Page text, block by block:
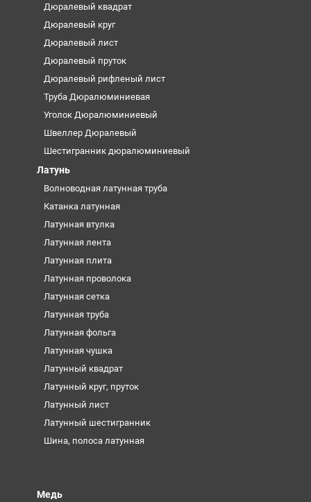
Дюралевый квадрат
Дюралевый круг
Дюралевый лист
Дюралевый пруток
Дюралевый рифленый лист
Труба Дюралюминиевая
Уголок Дюралюминиевый
Швеллер Дюралевый
Шестигранник дюралюминиевый
Латунь
Волноводная латунная труба
Катанка латунная
Латунная втулка
Латунная лента
Латунная плита
Латунная проволока
Латунная сетка
Латунная труба
Латунная фольга
Латунная чушка
Латунный квадрат
Латунный круг, пруток
Латунный лист
Латунный шестигранник
Шина, полоса латунная
Медь